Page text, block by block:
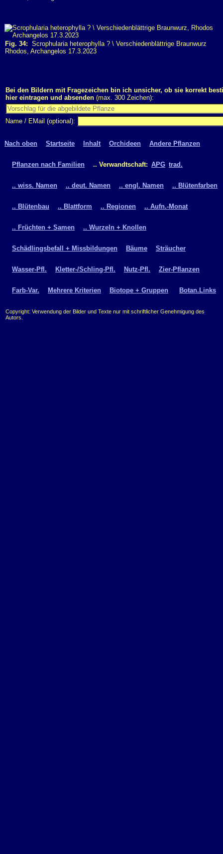
Fig. 34: Scrophularia heterophylla ? \ Verschiedenblättrige Braunwurz
Rhodos, Archangelos 17.3.2023
Bei den Bildern mit Fragezeichen bin ich unsicher, ob sie korrekt
hier eintragen und absenden (max. 300 Zeichen):
Name / EMail (optional):
Nach oben Startseite Inhalt Orchideen Andere Pflanzen
Pflanzen nach Familien .. Verwandtschaft: APG trad.
.. wiss. Namen .. deut. Namen .. engl. Namen .. Blütenfarben
.. Blütenbau .. Blattform .. Regionen .. Aufn.-Monat
.. Früchten + Samen .. Wurzeln + Knollen
Schädlingsbefall + Missbildungen Bäume Sträucher
Wasser-Pfl. Kletter-/Schling-Pfl. Nutz-Pfl. Zier-Pflanzen
Farb-Var. Mehrere Kriterien Biotope + Gruppen Botan.Links
Copyright: Verwendung der Bilder und Texte nur mit schriftlicher Genehmigung des
Autors.